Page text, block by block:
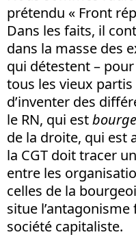
prétendu « Front
Dans les faits, il
dans la masse des
qui détestent –
tous les vieux partis
d’inventer des
le RN, qui est
de la droite, qui est
la CGT doit tracer
entre les
celles de la
situe
société capitaliste.